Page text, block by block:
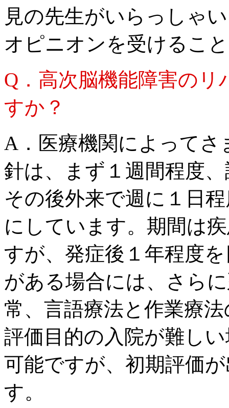
見の先生がいらっしゃ
オピニオンを受けるこ
Q．高次脳機能障害の
すか？
A．医療機関によって
針は、まず１週間程度
その後外来で週に１日
にしています。期間は
すが、発症後１年程度
がある場合には、さら
常、言語療法と作業療
評価目的の入院が難し
可能ですが、初期評価
す。